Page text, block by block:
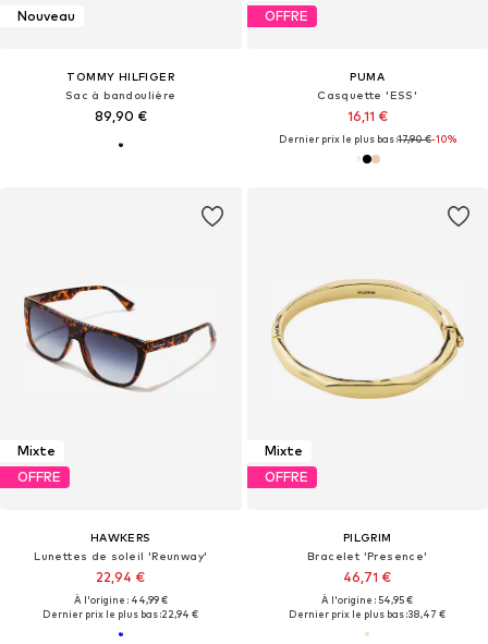
Nouveau
TOMMY HILFIGER
Sac à bandoulière
89,90 €
OFFRE
PUMA
Casquette 'ESS'
16,11 €
Dernier prix le plus bas :17,90 €-10%
Mixte
OFFRE
HAWKERS
Lunettes de soleil 'Reunway'
22,94 €
À l'origine : 44,99 €
Dernier prix le plus bas :22,94 €
Mixte
OFFRE
PILGRIM
Bracelet 'Presence'
46,71 €
À l'origine : 54,95 €
Dernier prix le plus bas :38,47 €